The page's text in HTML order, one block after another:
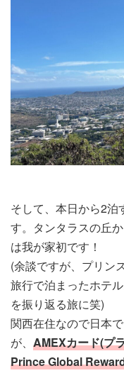
そして、本日から2泊
す。タンタラスの丘
は我が家初です！
(余談ですが、プリン
旅行で泊まったホテ
を振り返る旅に笑)
関西在住なので日本
が、 AMEXカード(プ
Prince Global